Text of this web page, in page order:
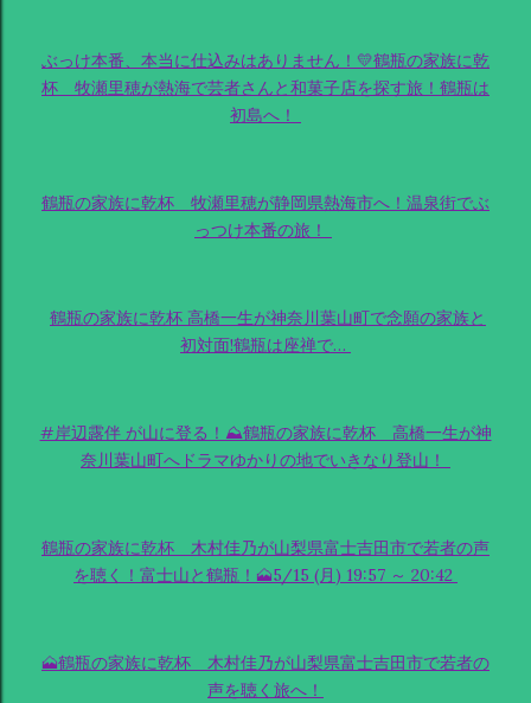
ぶっけ本番、本当に仕込みはありません！💛鶴瓶の家族に乾
杯 牧瀬里穂が熱海で芸者さんと和菓子店を探す旅！鶴瓶は
初島へ！
鶴瓶の家族に乾杯 牧瀬里穂が静岡県熱海市へ！温泉街でぶ
っつけ本番の旅！
鶴瓶の家族に乾杯 高橋一生が神奈川葉山町で念願の家族と
初対面!鶴瓶は座禅で…
#岸辺露伴 が山に登る！⛰鶴瓶の家族に乾杯 高橋一生が神
奈川葉山町へドラマゆかりの地でいきなり登山！
鶴瓶の家族に乾杯 木村佳乃が山梨県富士吉田市で若者の声
を聴く！富士山と鶴瓶！🗻5/15 (月) 19:57 ～ 20:42
🗻鶴瓶の家族に乾杯 木村佳乃が山梨県富士吉田市で若者の
声を聴く旅へ！